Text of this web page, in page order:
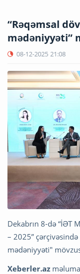
“Rəqəmsal
mədəniyyəti”
08-12-2025 21:08
Dekabrın 8-də “İƏT
– 2025”
mədəniyyəti"
Xeberler.az